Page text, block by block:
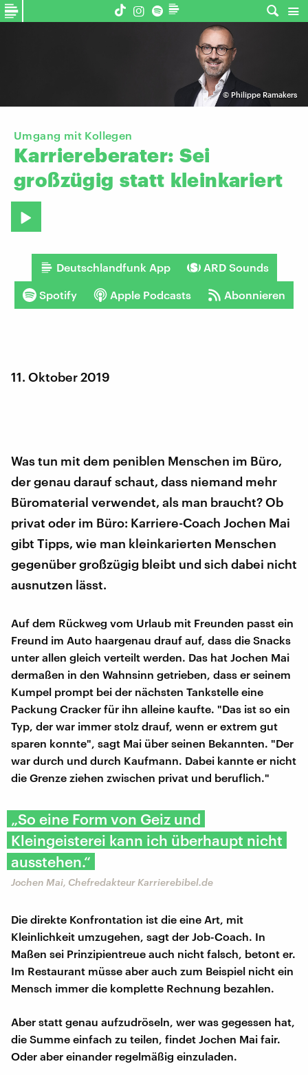
© Philippe Ramakers
Umgang mit Kollegen
Karriereberater: Sei
großzügig statt kleinkariert
Deutschlandfunk App ARD Sounds
Spotify Apple Podcasts Abonnieren
11. Oktober 2019
Was tun mit dem peniblen Menschen im Büro,
der genau darauf schaut, dass niemand mehr
Büromaterial verwendet, als man braucht? Ob
privat oder im Büro: Karriere-Coach Jochen Mai
gibt Tipps, wie man kleinkarierten Menschen
gegenüber großzügig bleibt und sich dabei nicht
ausnutzen lässt.
Auf dem Rückweg vom Urlaub mit Freunden passt ein
Freund im Auto haargenau drauf auf, dass die Snacks
unter allen gleich verteilt werden. Das hat Jochen Mai
dermaßen in den Wahnsinn getrieben, dass er seinem
Kumpel prompt bei der nächsten Tankstelle eine
Packung Cracker für ihn alleine kaufte. "Das ist so ein
Typ, der war immer stolz drauf, wenn er extrem gut
sparen konnte", sagt Mai über seinen Bekannten. "Der
war durch und durch Kaufmann. Dabei kannte er nicht
die Grenze ziehen zwischen privat und beruflich."
„So eine Form von Geiz und
Kleingeisterei kann ich überhaupt nicht
ausstehen.“
Jochen Mai, Chefredakteur Karrierebibel.de
Die direkte Konfrontation ist die eine Art, mit
Kleinlichkeit umzugehen, sagt der Job-Coach. In
Maßen sei Prinzipientreue auch nicht falsch, betont er.
Im Restaurant müsse aber auch zum Beispiel nicht ein
Mensch immer die komplette Rechnung bezahlen.
Aber statt genau aufzudröseln, wer was gegessen hat,
die Summe einfach zu teilen, findet Jochen Mai fair.
Oder aber einander regelmäßig einzuladen.